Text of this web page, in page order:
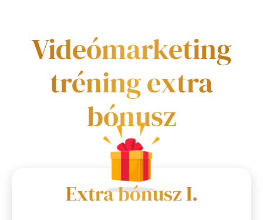
Videómarketing
tréning extra
bónusz
Extra bónusz I.